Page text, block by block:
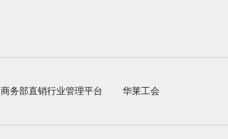
商务部直销行业管理平台 华莱工会